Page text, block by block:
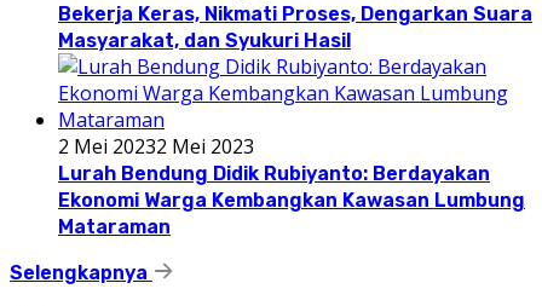
Bekerja Keras, Nikmati Proses, Dengarkan Suara
Masyarakat, dan Syukuri Hasil
2 Mei 20232 Mei 2023
Lurah Bendung Didik Rubiyanto: Berdayakan
Ekonomi Warga Kembangkan Kawasan Lumbung
Mataraman
Selengkapnya